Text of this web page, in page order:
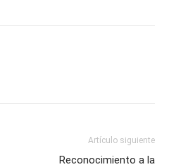
Artículo siguiente
Reconocimiento a la